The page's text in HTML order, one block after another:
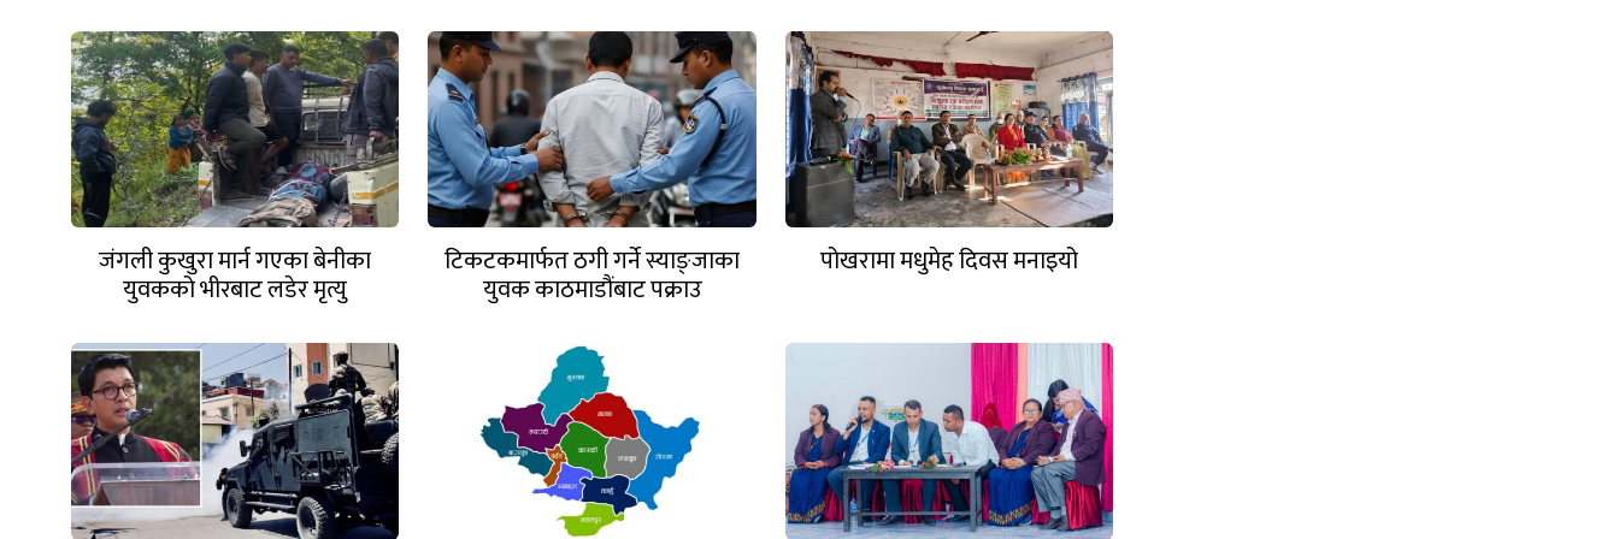
जंगली कुखुरा मार्न गएका बेनीका
युवकको भीरबाट लडेर मृत्यु
टिकटकमार्फत ठगी गर्ने स्याङ्जाका
युवक काठमाडौंबाट पक्राउ
पोखरामा मधुमेह दिवस मनाइयो